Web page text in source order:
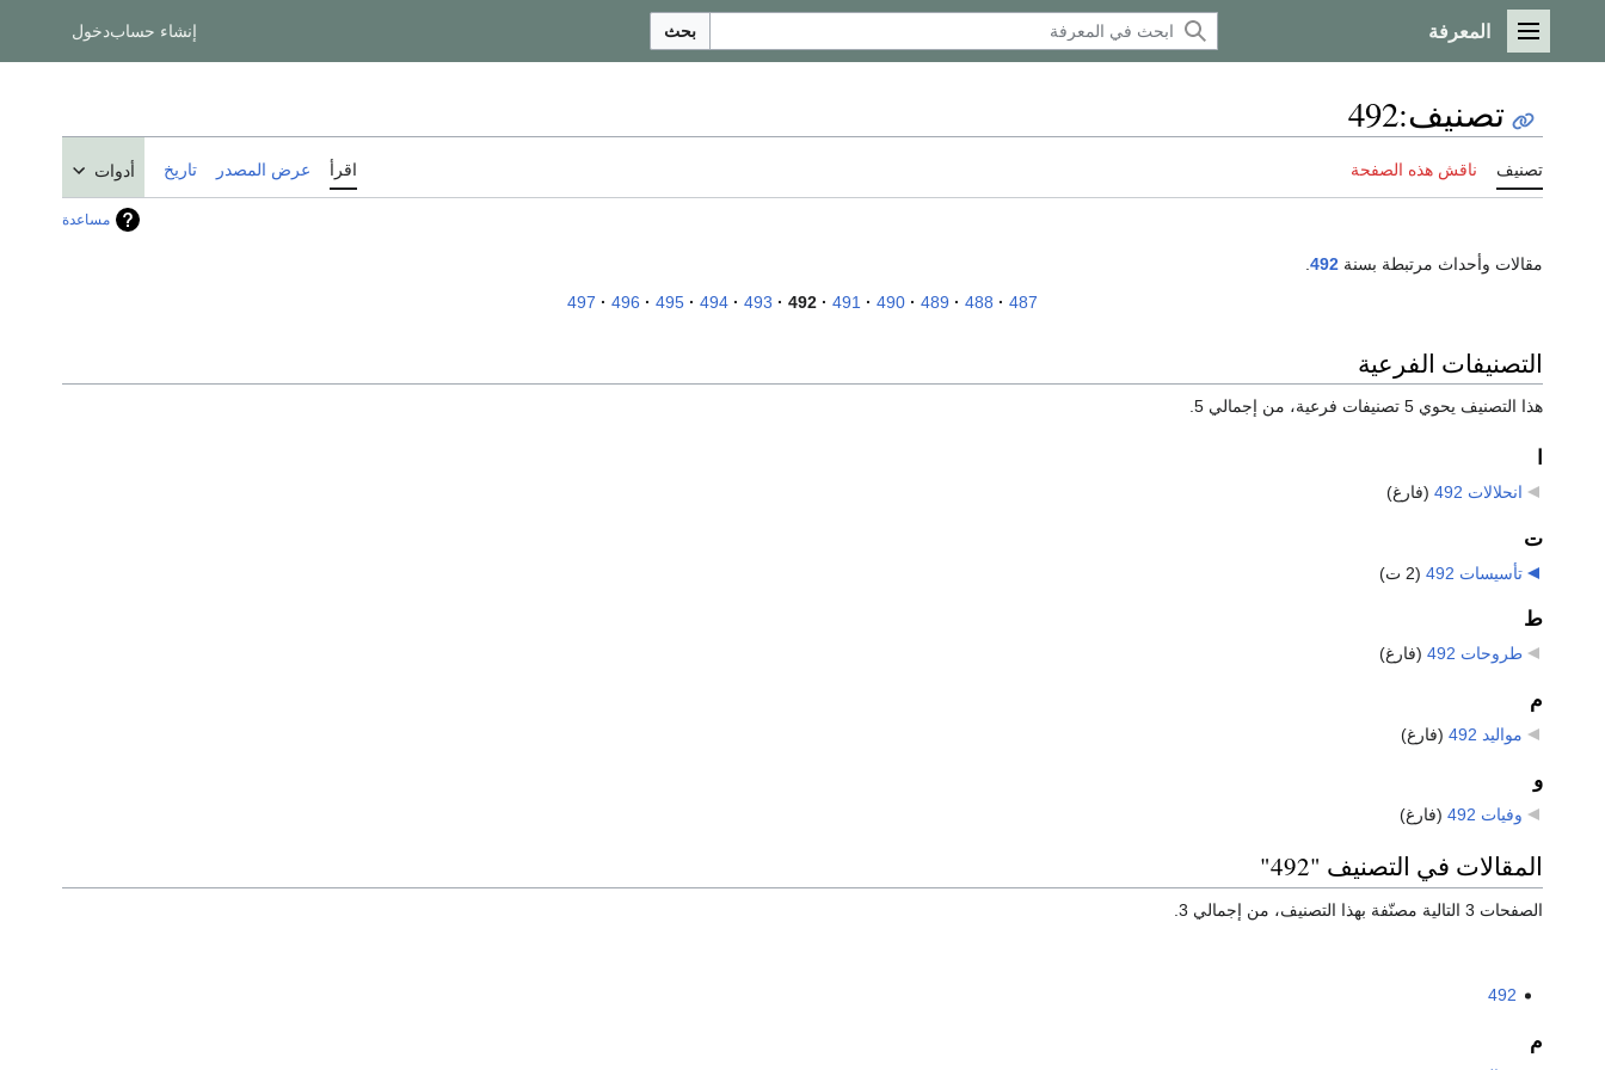
القائمة الرئيسية
المعرفة بحث إنشاء حسابدخول
تصنيف:
492
تصنيف ناقش هذه الصفحة اقرأ عرض المصدر تاريخ أدوات
مساعدة
مقالات وأحداث مرتبطة بسنة 492
487
488
489
490
491
492
493
494
495
496
497
التصنيفات الفرعية
هذا التصنيف يحوي 5 تصنيفات فرعية، من إجمالي 5.
انحلالات 492 (فارغ)
ت
تأسيسات 492 (2 ت)
ط
طروحات 492 (فارغ)
م
مواليد 492 (فارغ)
و
وفيات 492 (فارغ)
المقالات في التصنيف "492"
الصفحات 3 التالية مصنّفة بهذا التصنيف، من إجمالي 3.
492
م